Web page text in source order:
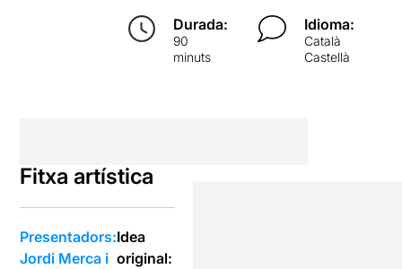
Durada:
90
minuts
Idioma:
Català
Castellà
Fitxa artística
Presentadors:
Jordi Merca i
Idea
original: